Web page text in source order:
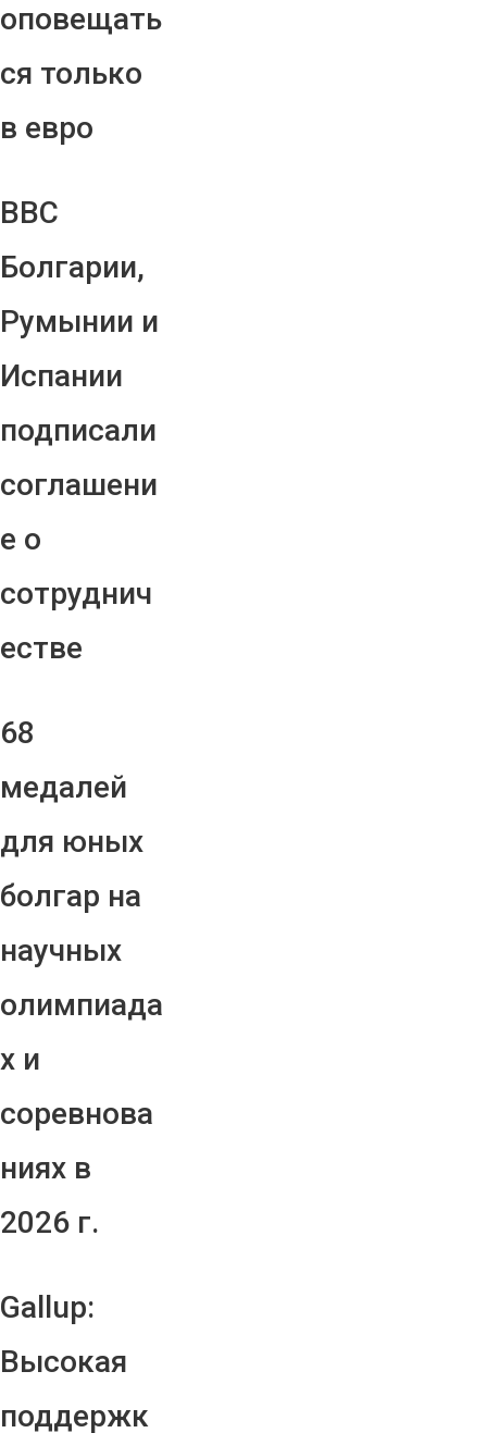
оповещать
ся только
в евро
ВВС
Болгарии,
Румынии и
Испании
подписали
соглашени
е о
сотруднич
естве
68
медалей
для юных
болгар на
научных
олимпиада
х и
соревнова
ниях в
2026 г.
Gallup:
Высокая
поддержк